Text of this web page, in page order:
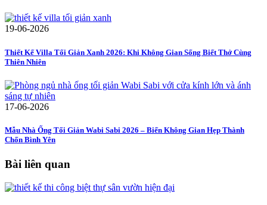
19-06-2026
Thiết Kế Villa Tối Giản Xanh 2026: Khi Không Gian Sống Biết Thở Cùng
Thiên Nhiên
17-06-2026
Mẫu Nhà Ống Tối Giản Wabi Sabi 2026 – Biến Không Gian Hẹp Thành
Chốn Bình Yên
Bài liên quan